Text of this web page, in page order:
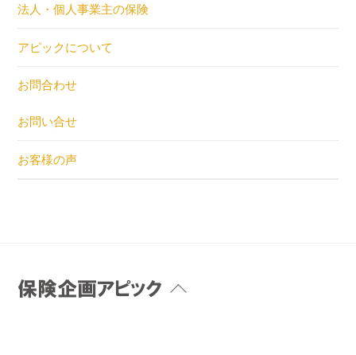
法人・個人事業主の保険
アピックについて
お問合わせ
お問い合せ
お客様の声
Back